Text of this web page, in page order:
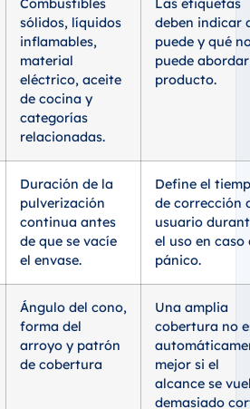
Combustibles
sólidos, líquidos
inflamables,
material
eléctrico, aceite
de cocina y
categorías
relacionadas.
Las etiquetas
deben indicar
puede y qué
puede
producto.
Duración de la
pulverización
continua antes
de que se vacíe
el envase.
Define el
de corrección
usuario
el uso en caso
pánico.
Ángulo del cono,
forma del
arroyo y patrón
de cobertura
Una amplia
cobertura no
mejor si el
alcance se
demasiado